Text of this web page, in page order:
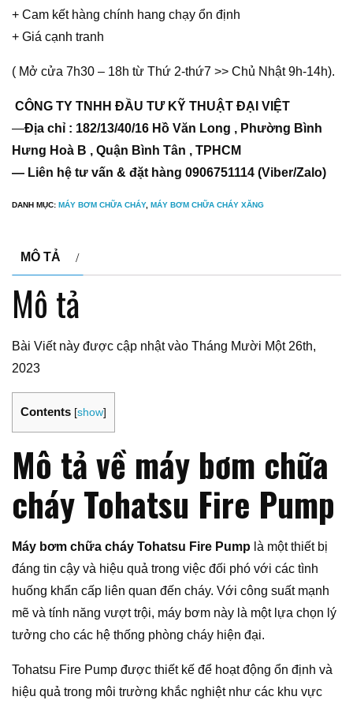
+ Cam kết hàng chính hang chạy ổn định
+ Giá cạnh tranh
( Mở cửa 7h30 – 18h từ Thứ 2-thứ7 >> Chủ Nhật 9h-14h).
CÔNG TY TNHH ĐẦU TƯ KỸ THUẬT ĐẠI VIỆT
—Địa chỉ : 182/13/40/16 Hồ Văn Long , Phường Bình
Hưng Hoà B , Quận Bình Tân , TPHCM
— Liên hệ tư vấn & đặt hàng 0906751114 (Viber/Zalo)
DANH MỤC: MÁY BƠM CHỮA CHÁY, MÁY BƠM CHỮA CHÁY XĂNG
MÔ TẢ
Mô tả
Bài Viết này được cập nhật vào Tháng Mười Một 26th,
2023
Contents [show]
Mô tả về máy bơm chữa
cháy Tohatsu Fire Pump
Máy bơm chữa cháy Tohatsu Fire Pump là một thiết bị
đáng tin cậy và hiệu quả trong việc đối phó với các tình
huống khẩn cấp liên quan đến cháy. Với công suất mạnh
mẽ và tính năng vượt trội, máy bơm này là một lựa chọn lý
tưởng cho các hệ thống phòng cháy hiện đại.
Tohatsu Fire Pump được thiết kế để hoạt động ổn định và
hiệu quả trong môi trường khắc nghiệt như các khu vực